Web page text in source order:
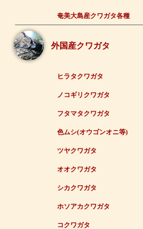
奄美大島産クワガタ各種
外国産クワガタ
ヒラタクワガタ
ノコギリクワガタ
フタマタクワガタ
色ムシ(オウゴンオニ等)
ツヤクワガタ
オオクワガタ
シカクワガタ
ホソアカクワガタ
コクワガタ